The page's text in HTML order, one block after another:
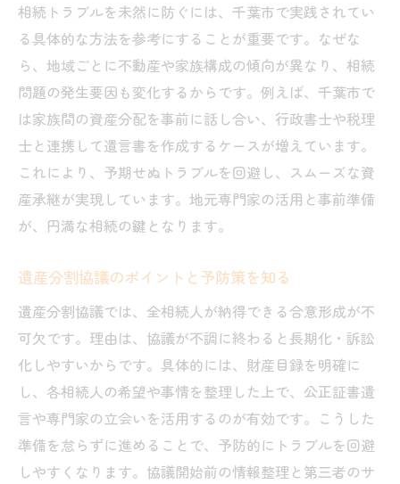
相続トラブルを未然に防ぐには、千葉市で実践されてい
る具体的な方法を参考にすることが重要です。なぜな
ら、地域ごとに不動産や家族構成の傾向が異なり、相続
問題の発生要因も変化するからです。例えば、千葉市で
は家族間の資産分配を事前に話し合い、行政書士や税理
士と連携して遺言書を作成するケースが増えています。
これにより、予期せぬトラブルを回避し、スムーズな資
産承継が実現しています。地元専門家の活用と事前準備
が、円満な相続の鍵となります。
遺産分割協議のポイントと予防策を知る
遺産分割協議では、全相続人が納得できる合意形成が不
可欠です。理由は、協議が不調に終わると長期化・訴訟
化しやすいからです。具体的には、財産目録を明確に
し、各相続人の希望や事情を整理した上で、公正証書遺
言や専門家の立会いを活用するのが有効です。こうした
準備を怠らずに進めることで、予防的にトラブルを回避
しやすくなります。協議開始前の情報整理と第三者のサ